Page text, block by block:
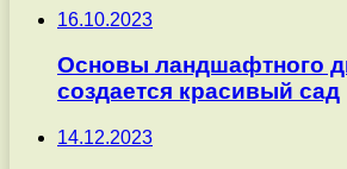
16.10.2023
Основы ландшафтного
создается красивый сад
14.12.2023